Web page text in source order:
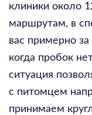
клиники около
маршрутам, в
вас примерно
когда пробок
ситуация
с питомцем
принимаем